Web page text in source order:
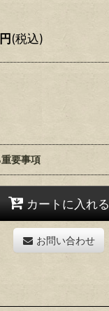
円(税込)
要事項
カートに入れる
お問い合わせ